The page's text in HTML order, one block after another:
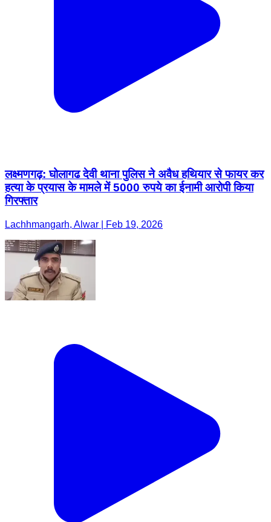
लक्ष्मणगढ़: घोलागढ देवी थाना पुलिस ने अवैध हथियार से फायर कर
हत्या के प्रयास के मामले में 5000 रुपये का ईनामी आरोपी किया
गिरफ्तार
Lachhmangarh, Alwar | Feb 19, 2026